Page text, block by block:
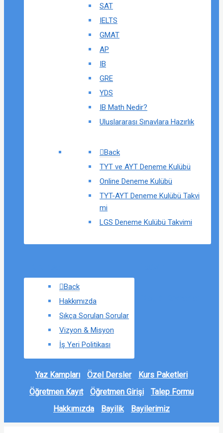
SAT
IELTS
GMAT
AP
IB
GRE
YDS
IB Math Nedir?
Uluslararası Sınavlara Hazırlık
Back
TYT ve AYT Deneme Kulübü
Online Deneme Kulübü
TYT-AYT Deneme Kulübü Takvi
mi
LGS Deneme Kulübü Takvimi
Back
Hakkımızda
Sıkça Sorulan Sorular
Vizyon & Misyon
İş Yeri Politikası
Yaz Kampları Özel Dersler
Kurs Paketleri
Öğretmen Kayıt
Öğretmen Girişi
Talep Formu
Hakkımızda
Bayilik Bayilerimiz